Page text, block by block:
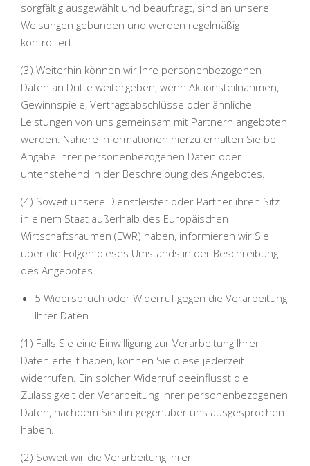
sorgfältig ausgewählt und beauftragt, sind an unsere
Weisungen gebunden und werden regelmäßig
kontrolliert.
(3) Weiterhin können wir Ihre personenbezogenen
Daten an Dritte weitergeben, wenn Aktionsteilnahmen,
Gewinnspiele, Vertragsabschlüsse oder ähnliche
Leistungen von uns gemeinsam mit Partnern angeboten
werden. Nähere Informationen hierzu erhalten Sie bei
Angabe Ihrer personenbezogenen Daten oder
untenstehend in der Beschreibung des Angebotes.
(4) Soweit unsere Dienstleister oder Partner ihren Sitz
in einem Staat außerhalb des Europäischen
Wirtschaftsraumen (EWR) haben, informieren wir Sie
über die Folgen dieses Umstands in der Beschreibung
des Angebotes.
5 Widerspruch oder Widerruf gegen die Verarbeitung
Ihrer Daten
(1) Falls Sie eine Einwilligung zur Verarbeitung Ihrer
Daten erteilt haben, können Sie diese jederzeit
widerrufen. Ein solcher Widerruf beeinflusst die
Zulässigkeit der Verarbeitung Ihrer personenbezogenen
Daten, nachdem Sie ihn gegenüber uns ausgesprochen
haben.
(2) Soweit wir die Verarbeitung Ihrer